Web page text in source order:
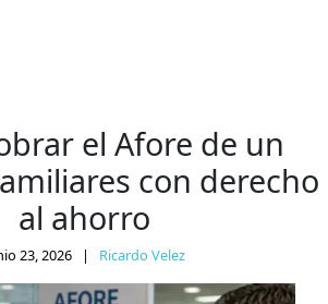
el Afore de un
con derecho
al ahorro
23, 2026 | Ricardo Velez